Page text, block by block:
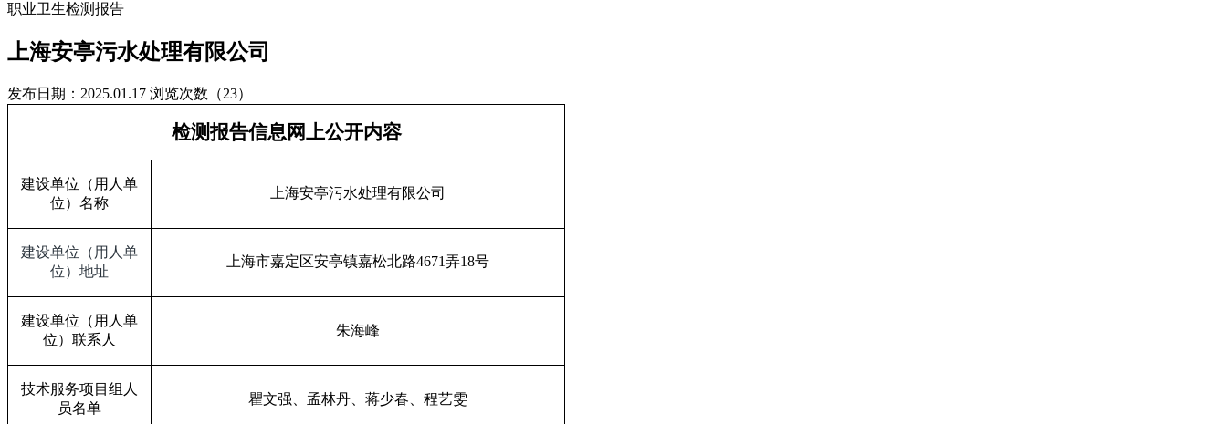
职业卫生检测报告
上海安亭污水处理有限公司
发布日期：2025.01.17 浏览次数（23）
检测报告信息网上公开内容
建设单位（用人单
位）名称
上海安亭污水处理有限公司
建设单位（用人单
位）地址
上海市嘉定区安亭镇嘉松北路4671弄18号
建设单位（用人单
位）联系人
朱海峰
技术服务项目组人
员名单
瞿文强、孟林丹、蒋少春、程艺雯